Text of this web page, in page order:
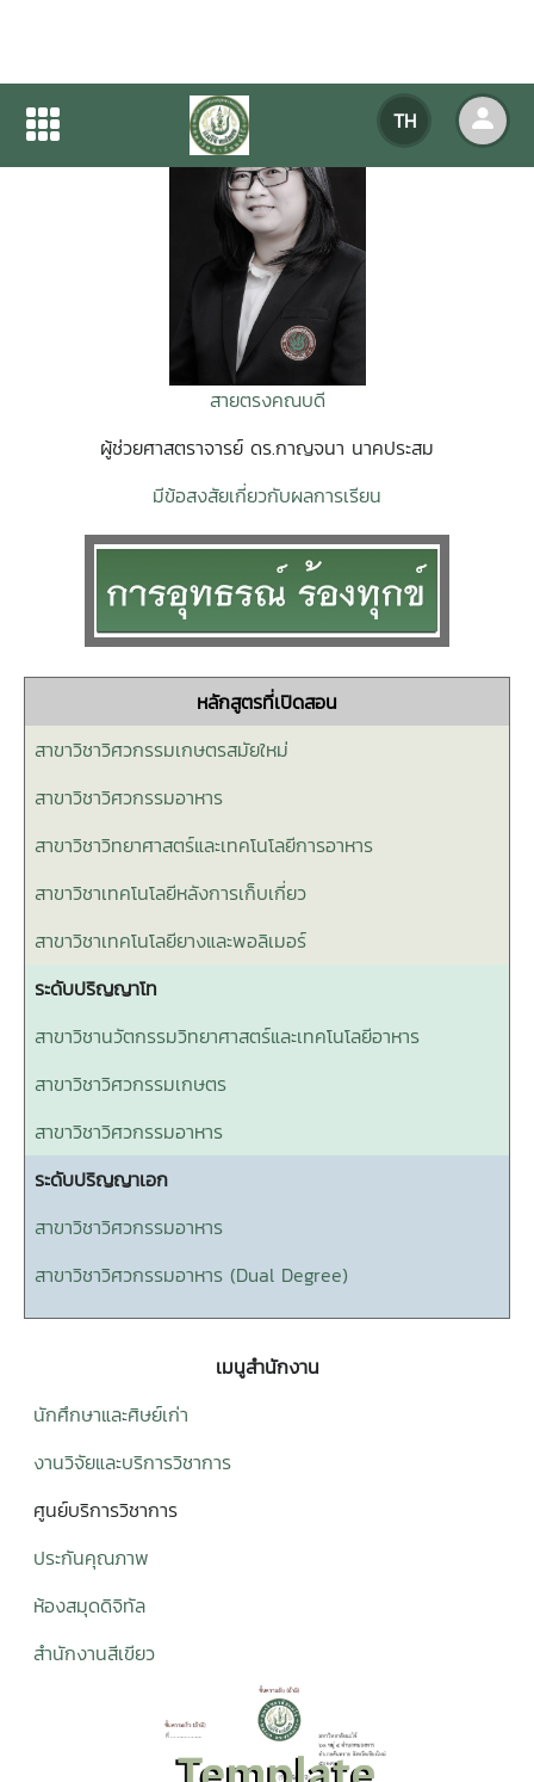
TH
สายตรงคณบดี
ผู้ช่วยศาสตราจารย์ ดร.กาญจนา นาคประสม
มีข้อสงสัยเกี่ยวกับผลการเรียน
หลักสูตรที่เปิดสอน
สาขาวิชาวิศวกรรมเกษตรสมัยใหม่
สาขาวิชาวิศวกรรมอาหาร
สาขาวิชาวิทยาศาสตร์และเทคโนโลยีการอาหาร
สาขาวิชาเทคโนโลยีหลังการเก็บเกี่ยว
สาขาวิชาเทคโนโลยียางและพอลิเมอร์
ระดับปริญญาโท
สาขาวิชานวัตกรรมวิทยาศาสตร์และเทคโนโลยีอาหาร
สาขาวิชาวิศวกรรมเกษตร
สาขาวิชาวิศวกรรมอาหาร
ระดับปริญญาเอก
สาขาวิชาวิศวกรรมอาหาร
สาขาวิชาวิศวกรรมอาหาร (Dual Degree)
เมนูสำนักงาน
นักศึกษาและศิษย์เก่า
งานวิจัยและบริการวิชาการ
ศูนย์บริการวิชาการ
ประกันคุณภาพ
ห้องสมุดดิจิทัล
สำนักงานสีเขียว